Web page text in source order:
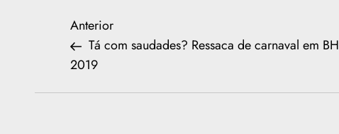
N
a
v
Previous
Post
Anterior
Tá com saudades? Ressaca de carnaval em BH
2019